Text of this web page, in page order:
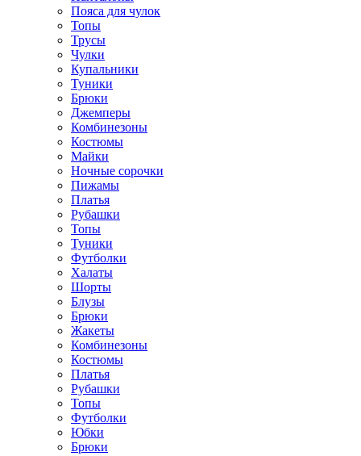
Поясa для чулок
Топы
Трусы
Чулки
Купальники
Туники
Брюки
Джемперы
Комбинезоны
Костюмы
Майки
Ночные сорочки
Пижамы
Платья
Рубашки
Топы
Туники
Футболки
Халаты
Шорты
Блузы
Брюки
Жакеты
Комбинезоны
Костюмы
Платья
Рубашки
Топы
Футболки
Юбки
Брюки